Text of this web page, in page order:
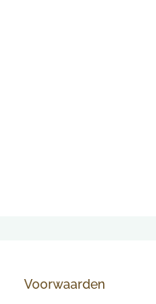
Voorwaarden